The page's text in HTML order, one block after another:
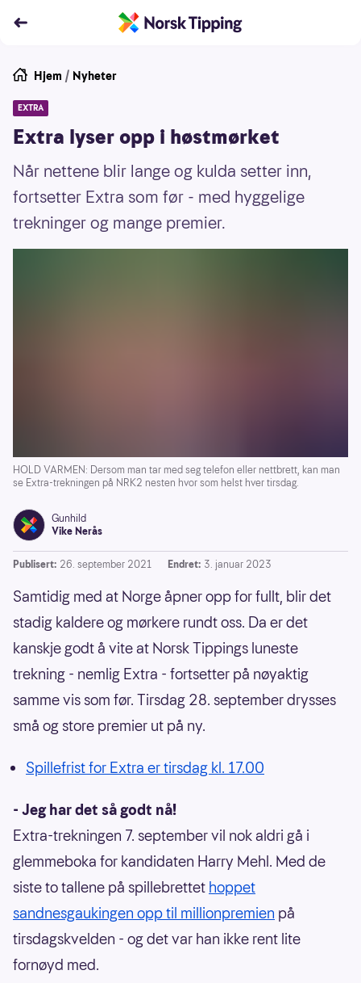
Hjem / Nyheter
EXTRA
Extra lyser opp i høstmørket
Når nettene blir lange og kulda setter inn,
fortsetter Extra som før - med hyggelige
trekninger og mange premier.
HOLD VARMEN: Dersom man tar med seg telefon eller nettbrett, kan man
se Extra-trekningen på NRK2 nesten hvor som helst hver tirsdag.
Gunhild
Vike Nerås
Publisert: 26. september 2021 Endret: 3. januar 2023
Samtidig med at Norge åpner opp for fullt, blir det
stadig kaldere og mørkere rundt oss. Da er det
kanskje godt å vite at Norsk Tippings luneste
trekning - nemlig Extra - fortsetter på nøyaktig
samme vis som før. Tirsdag 28. september drysses
små og store premier ut på ny.
Spillefrist for Extra er tirsdag kl. 17.00
- Jeg har det så godt nå!
Extra-trekningen 7. september vil nok aldri gå i
glemmeboka for kandidaten Harry Mehl. Med de
siste to tallene på spillebrettet hoppet
sandnesgaukingen opp til millionpremien på
tirsdagskvelden - og det var han ikke rent lite
fornøyd med.